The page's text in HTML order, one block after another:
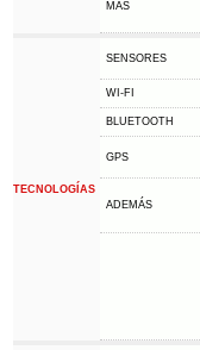
MÁS
TECNOLOGÍAS
SENSORES
WI-FI
BLUETOOTH
GPS
ADEMÁS